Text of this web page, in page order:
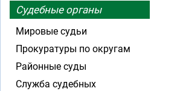
Судебные органы
Мировые судьи
Прокуратуры по округам
Районные суды
Служба судебных